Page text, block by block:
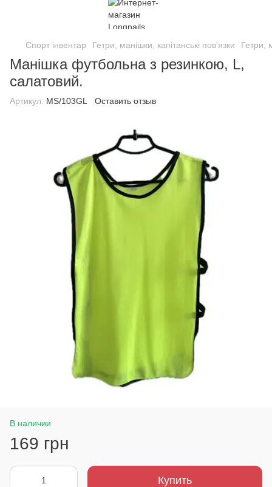
Спорт інвентар Гетри, манішки, капітанські пов'язки Гетри,
Манішка футбольна з резинкою, L,
салатовий.
Артикул: MS/103GL Оставить отзыв
В наличии
169 грн
Купить